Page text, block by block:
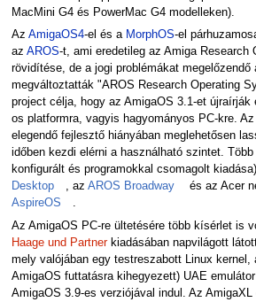
MacMini G4 és PowerMac G4 modelleken).
Az AmigaOS4-el és a MorphOS-el
az AROS-t, ami eredetileg az Amiga Research
rövidítése, de a jogi problémákat megelőzendő
megváltoztatták "AROS Research Operating
project célja, hogy az AmigaOS 3.1-et
os platformra, vagyis hagyományos PC-kre. Az
elegendő fejlesztő hiányában meglehetősen
időben kezdi elérni a használható szintet.
konfigurált és programokkal csomagolt
Desktop
, az AROS Broadway
és az Acer
AspireOS
.
Az AmigaOS PC-re ültetésére több kísérlet is
Haage und Partnerkiadásában napvilágott
mely valójában egy testreszabott Linux kernel,
AmigaOS futtatásra kihegyezett) UAE
AmigaOS 3.9-es verziójával indul. Az